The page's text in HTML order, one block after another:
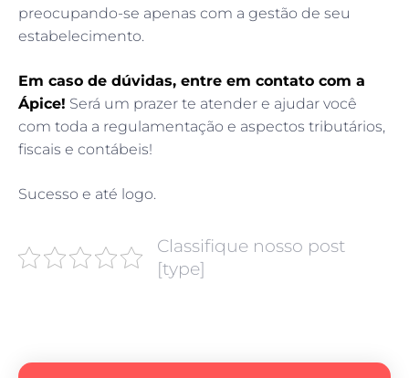
preocupando-se apenas com a gestão de seu
estabelecimento.
Em caso de dúvidas, entre em contato com a
Ápice! Será um prazer te atender e ajudar você
com toda a regulamentação e aspectos tributários,
fiscais e contábeis!
Sucesso e até logo.
Classifique nosso post
[type]